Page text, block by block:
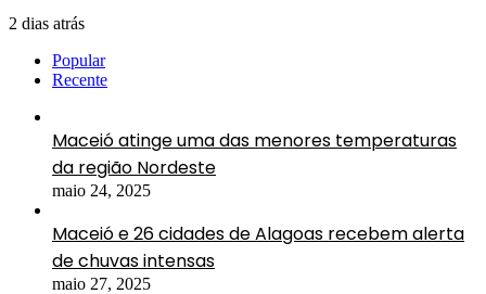
2 dias atrás
Popular
Recente
Maceió atinge uma das menores temperaturas
da região Nordeste
maio 24, 2025
Maceió e 26 cidades de Alagoas recebem alerta
de chuvas intensas
maio 27, 2025